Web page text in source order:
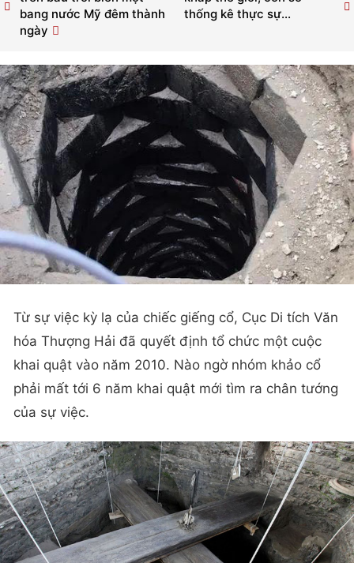
thống kê thực sự...
bang nước Mỹ đêm thành
ngày
Từ sự việc kỳ lạ của chiếc giếng cổ, Cục Di tích Văn
hóa Thượng Hải đã quyết định tổ chức một cuộc
khai quật vào năm 2010. Nào ngờ nhóm khảo cổ
phải mất tới 6 năm khai quật mới tìm ra chân tướng
của sự việc.